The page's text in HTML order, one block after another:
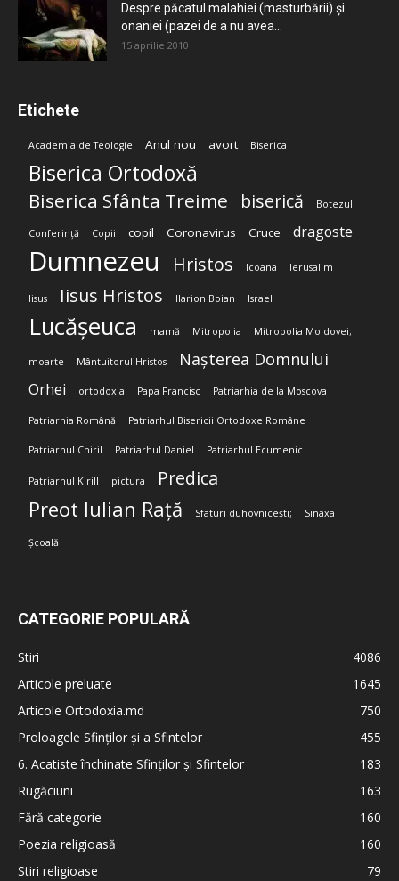
Despre păcatul malahiei (masturbării) şi
onaniei (pazei de a nu avea...
15 aprilie 2010
Etichete
Academia de Teologie Anul nou avort Biserica
Biserica Ortodoxă
Biserica Sfânta Treime biserică Botezul
Conferință Copii copil Coronavirus Cruce dragoste
Dumnezeu Hristos Icoana Ierusalim
Iisus Iisus Hristos Ilarion Boian Israel
Lucășeuca mamă Mitropolia Mitropolia Moldovei;
moarte Mântuitorul Hristos Nașterea Domnului
Orhei ortodoxia Papa Francisc Patriarhia de la Moscova
Patriarhia Română Patriarhul Bisericii Ortodoxe Române
Patriarhul Chiril Patriarhul Daniel Patriarhul Ecumenic
Patriarhul Kirill pictura Predica
Preot Iulian Rață Sfaturi duhovnicești; Sinaxa
Școală
CATEGORIE POPULARĂ
Stiri
4086
Articole preluate
1645
Articole Ortodoxia.md
750
Proloagele Sfinților și a Sfintelor
455
6. Acatiste închinate Sfinților și Sfintelor
183
Rugăciuni
163
Fără categorie
160
Poezia religioasă
160
Stiri religioase
79